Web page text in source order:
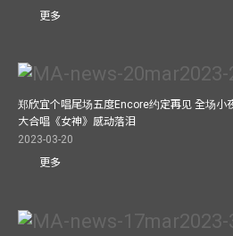
更多
郑欣宜个唱尾场五度Encore约定再见 全场小
大合唱《女神》感动落泪
2023-03-20
更多